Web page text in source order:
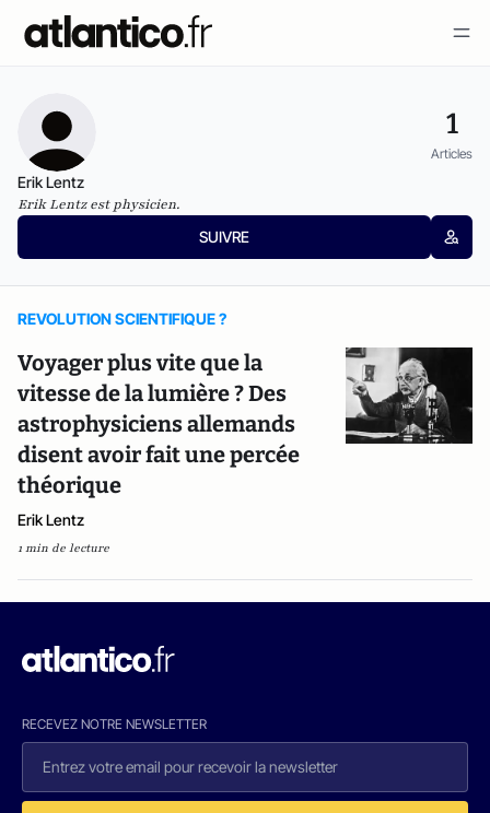
1
Articles
Erik Lentz
Erik Lentz est physicien.
SUIVRE
REVOLUTION SCIENTIFIQUE ?
Voyager plus vite que la
vitesse de la lumière ? Des
astrophysiciens allemands
disent avoir fait une percée
théorique
Erik Lentz
1 min de lecture
RECEVEZ NOTRE NEWSLETTER